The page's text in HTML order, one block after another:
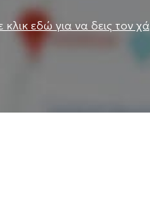
κλικ εδώ για να δεις τον